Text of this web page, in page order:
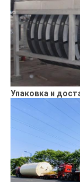
Упаковка и